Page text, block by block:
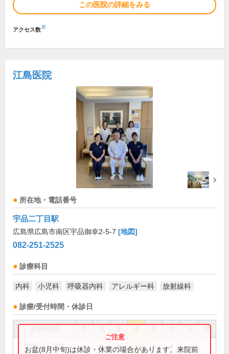
この医院の詳細をみる
アクセス数※
江島医院
所在地・電話番号
宇品二丁目駅
広島県広島市南区宇品御幸2-5-7 [地図]
082-251-2525
診療科目
内科 小児科 呼吸器内科 アレルギー科 放射線科
診療/受付時間・休診日
祝
9:00～12:00 ● ● ● ● ●
お盆(8月中旬)は休診・休業の場合があります。来院前